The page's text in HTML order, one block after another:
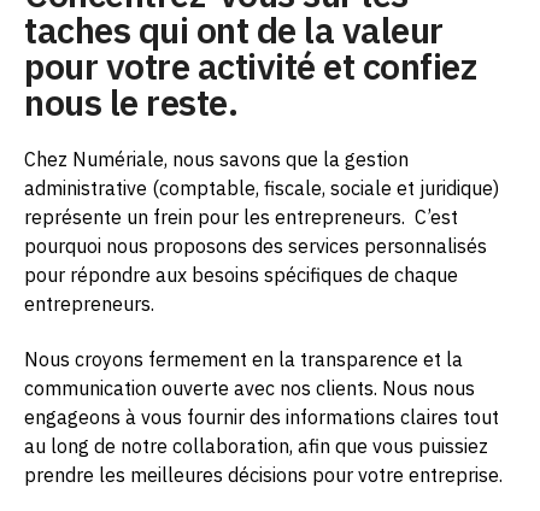
taches qui ont de la valeur
pour votre activité et confiez
nous le reste.
Chez Numériale, nous savons que la gestion
administrative (comptable, fiscale, sociale et juridique)
représente un frein pour les entrepreneurs. C’est
pourquoi nous proposons des services personnalisés
pour répondre aux besoins spécifiques de chaque
entrepreneurs.
Nous croyons fermement en la transparence et la
communication ouverte avec nos clients. Nous nous
engageons à vous fournir des informations claires tout
au long de notre collaboration, afin que vous puissiez
prendre les meilleures décisions pour votre entreprise.